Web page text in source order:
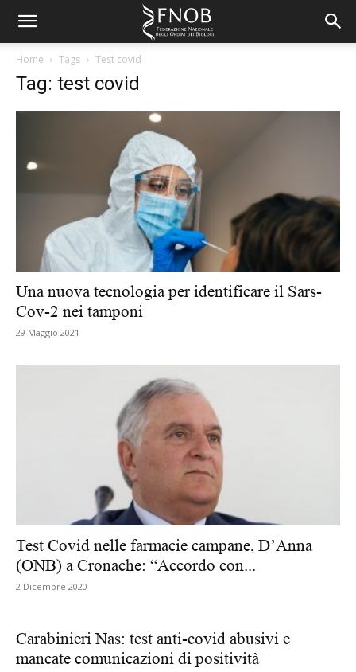
Home Tags Test covid
Tag: test covid
Una nuova tecnologia per identificare il Sars-
Cov-2 nei tamponi
29 Maggio 2021
Test Covid nelle farmacie campane, D’Anna
(ONB) a Cronache: “Accordo con...
2 Dicembre 2020
Carabinieri Nas: test anti-covid abusivi e
mancate comunicazioni di positività